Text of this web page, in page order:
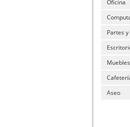
Oficina
Partes y
Muebles
Aseo